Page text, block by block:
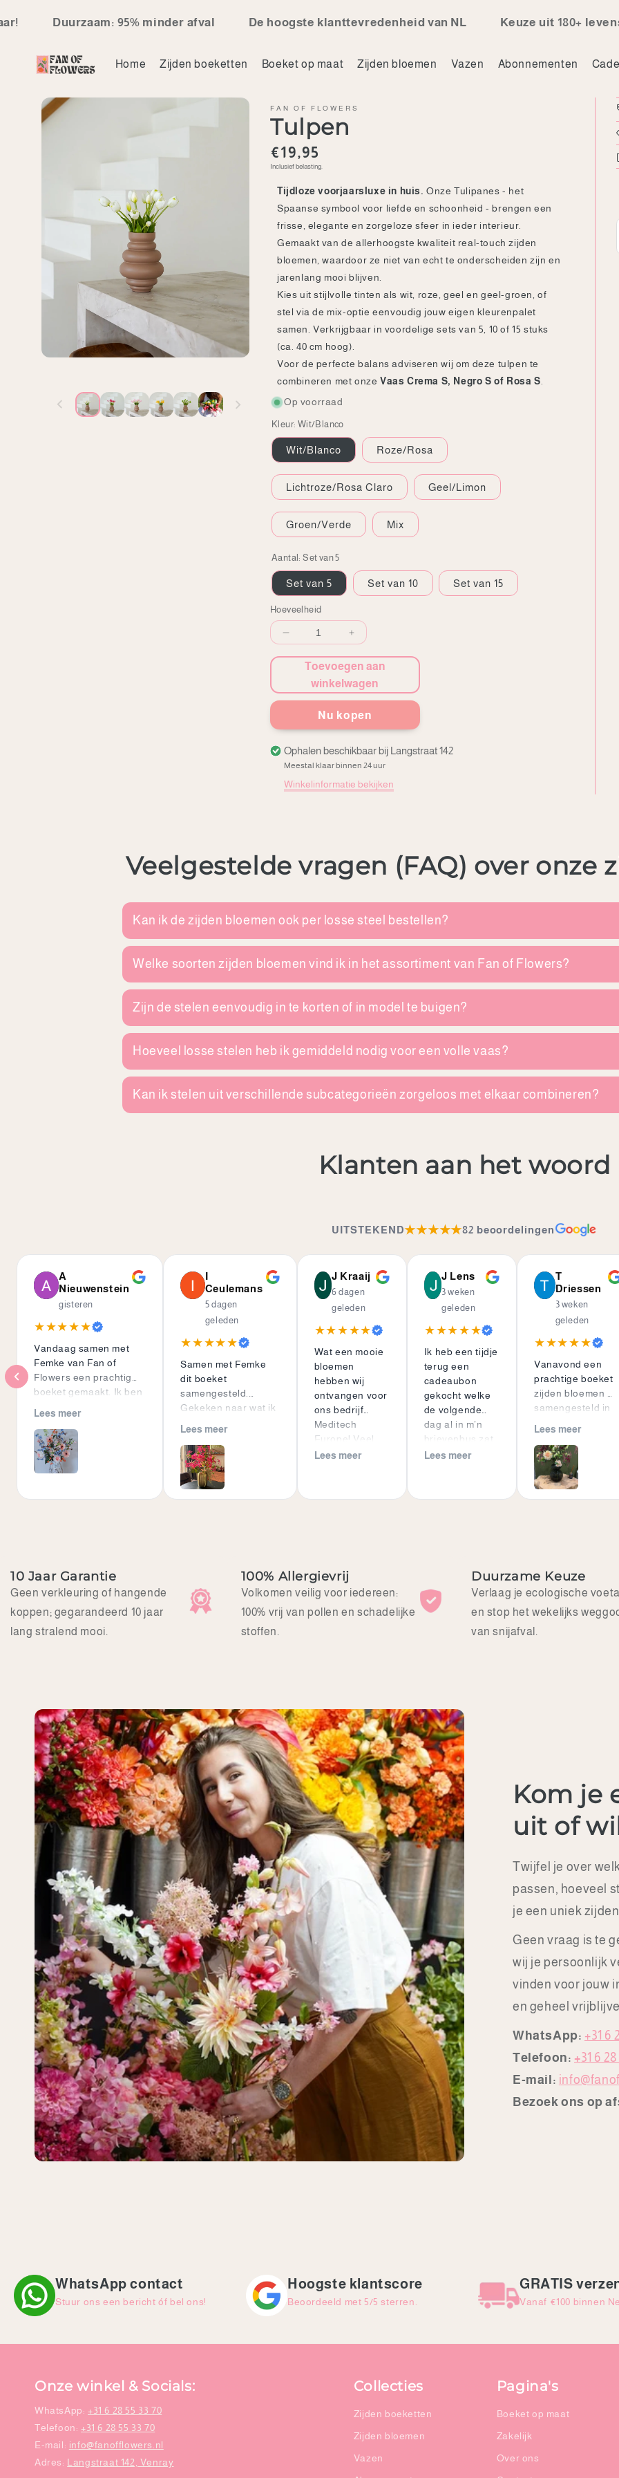
de inhoud
Duurzaam: 95% minder afval De hoogste klanttevredenheid van NL Keuze uit 180+ levensechte
Home Zijden boeketten Boeket op maat Zijden bloemen Vazen Abonnementen
Ga naar
productinformatie
FAN OF FLOWERS
Tulpen
Normale
prijs
€19,95
Inclusief belasting.
Tijdloze voorjaarsluxe in huis. Onze Tulipanes - het
Spaanse symbool voor liefde en schoonheid - brengen een
frisse, elegante en zorgeloze sfeer in ieder interieur.
Gemaakt van de allerhoogste kwaliteit real-touch zijden
bloemen, waardoor ze niet van echt te onderscheiden zijn en
jarenlang mooi blijven.
Kies uit stijlvolle tinten als wit, roze, geel en geel-groen, of
stel via de mix-optie eenvoudig jouw eigen kleurenpalet
samen. Verkrijgbaar in voordelige sets van 5, 10 of 15 stuks
(ca. 40 cm hoog).
Voor de perfecte balans adviseren wij om deze tulpen te
combineren met onze Vaas Crema S, Negro S of Rosa S
Op voorraad
Kleur: Wit/Blanco
Wit/Blanco Roze/Rosa
Lichtroze/Rosa Claro Geel/Limon
Groen/Verde Mix
Aantal:Set van 5
Set van 5 Set van 10 Set van 15
Hoeveelheid
Hoeveelheid
verminderen
voor
Tulpen
Verhoog
aantal
voor
Tulpen
Toevoegen aan
winkelwagen
Nu kopen
Ophalen beschikbaar bij Langstraat 142
Meestal klaar binnen 24 uur
Winkelinformatie bekijken
Veelgestelde vragen (FAQ) over onze
Kan ik de zijden bloemen ook per losse steel bestellen?
Welke soorten zijden bloemen vind ik in het assortiment van Fan of Flowers?
Zijn de stelen eenvoudig in te korten of in model te buigen?
Hoeveel losse stelen heb ik gemiddeld nodig voor een volle vaas?
Kan ik stelen uit verschillende subcategorieën zorgeloos met elkaar combineren?
Klanten aan het woord
UITSTEKEND★★★★★82 beoordelingen
A
Nieuwenstein
gisteren
★★★★★
Vandaag samen met
Femke van Fan of
Flowers een prachtig
boeket gemaakt. Ik ben
bezig geweest. Zij was
zéér behulpzaam en
niks was haar te veel.
Lees meer
I
Ceulemans
5 dagen
geleden
★★★★★
Samen met Femke
dit boeket
samengesteld.
Gekeken naar wat ik
mooie boeket!
Lees meer
J Kraaij
6 dagen
geleden
★★★★★
Wat een mooie
bloemen
hebben wij
ontvangen voor
ons bedrijf
Meditech
Europe! Veel
kleur, mooie
prachtig uit...
bijvoorbeeld je
bedrijf? Dan
adviseren wij
de mooie
Lees meer
J Lens
3 weken
geleden
★★★★★
Ik heb een tijdje
terug een
cadeaubon
gekocht welke
de volgende
dag al in m’n
brievenbus zat,
met een mooi
ben
persoonlijk en
zoveel keus.
Echt een mooi
cadeau om te
Lees meer
T
Driessen
3 weken
geleden
★★★★★
Vanavond een
prachtige boeket
zijden bloemen 💐
samengesteld in
vaas. Zo fijn
geholpen en net
zolang kijken tot
Lees meer
10 Jaar Garantie
Geen verkleuring of hangende
koppen; gegarandeerd 10 jaar
lang stralend mooi.
100% Allergievrij
Volkomen veilig voor iedereen:
100% vrij van pollen en schadelijke
stoffen.
Duurzame Keuze
Verlaag je ecologische
en stop het wekelijks
van snijafval.
Kom je
uit of
Twijfel je over
passen, hoeveel
je een uniek
Geen vraag is te
wij je persoonlijk
vinden voor jouw
en geheel
WhatsApp: +31 6
Telefoon: +31 6
E-mail:
Bezoek ons op
WhatsApp contact
Stuur ons een bericht óf bel ons!
Hoogste klantscore
Beoordeeld met 5/5 sterren.
GRATIS
Vanaf €100 binnen
Onze winkel & Socials:
WhatsApp: +31 6 28 55 33 70
Telefoon: +31 6 28 55 33 70
E-mail: info@fanofflowers.nl
Adres: Langstraat 142, Venray
Collecties
Zijden boeketten
Zijden bloemen
Vazen
Pagina's
Boeket op maat
Zakelijk
Over ons